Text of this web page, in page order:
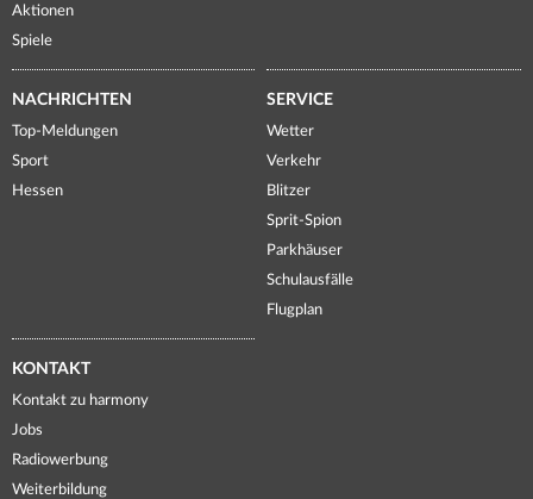
Aktionen
Spiele
NACHRICHTEN
Top-Meldungen
Sport
Hessen
SERVICE
Wetter
Verkehr
Blitzer
Sprit-Spion
Parkhäuser
Schulausfälle
Flugplan
KONTAKT
Kontakt zu harmony
Jobs
Radiowerbung
Weiterbildung